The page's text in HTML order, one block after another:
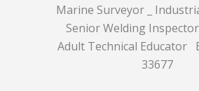
Marine Surveyor _
Senior Welding
Adult Technical Educator
33677